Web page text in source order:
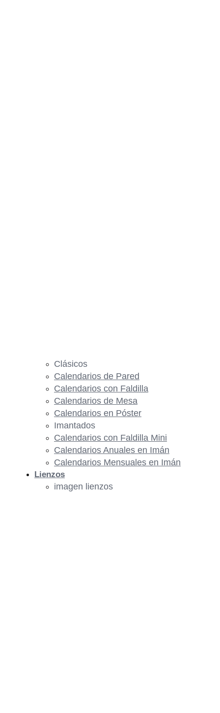
Clásicos
Calendarios de Pared
Calendarios con Faldilla
Calendarios de Mesa
Calendarios en Póster
Imantados
Calendarios con Faldilla Mini
Calendarios Anuales en Imán
Calendarios Mensuales en Imán
Lienzos
imagen lienzos